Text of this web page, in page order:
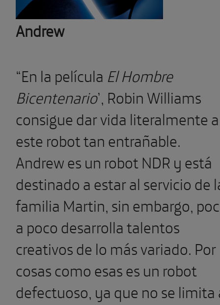
Andrew
“En la película El Hombre
Bicentenario’, Robin Williams
consigue dar vida literalmente a
este robot tan entrañable.
Andrew es un robot NDR y está
destinado a estar al servicio de
familia Martin, sin embargo,
a poco desarrolla talentos
creativos de lo más variado. Por
cosas como esas es un robot
defectuoso, ya que no se limita